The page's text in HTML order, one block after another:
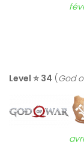
Level ⭐ 34 (God